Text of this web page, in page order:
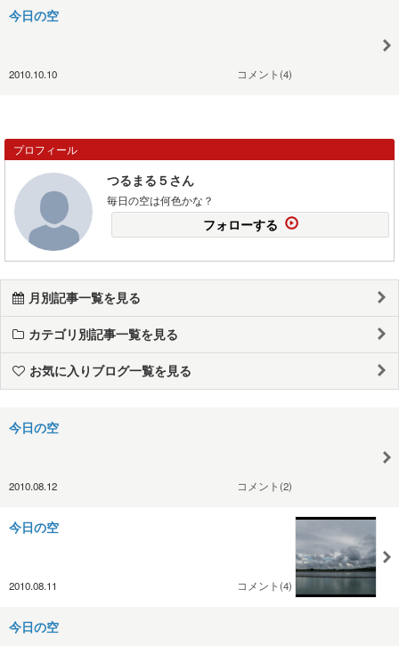
今日の空
2010.10.10 コメント(4)
プロフィール
つるまる５さん
毎日の空は何色かな？
フォローする
月別記事一覧を見る
カテゴリ別記事一覧を見る
お気に入りブログ一覧を見る
今日の空
2010.08.12 コメント(2)
今日の空
2010.08.11 コメント(4)
今日の空